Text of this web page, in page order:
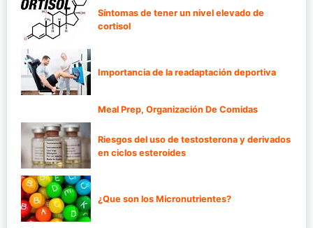
Síntomas de tener un nivel elevado de
cortisol
Importancia de la readaptación deportiva
Meal Prep, Organización De Comidas
Riesgos del uso de testosterona y derivados
en ciclos esteroides
¿Que son los Micronutrientes?